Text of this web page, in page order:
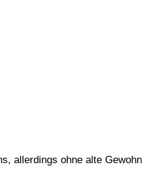
allerdings ohne alte